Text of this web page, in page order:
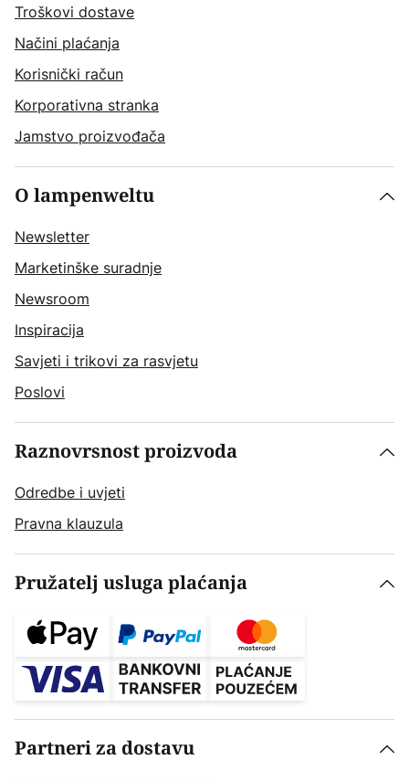
Troškovi dostave
Načini plaćanja
Korisnički račun
Korporativna stranka
Jamstvo proizvođača
O lampenweltu
Newsletter
Marketinške suradnje
Newsroom
Inspiracija
Savjeti i trikovi za rasvjetu
Poslovi
Raznovrsnost proizvoda
Odredbe i uvjeti
Pravna klauzula
Pružatelj usluga plaćanja
Partneri za dostavu